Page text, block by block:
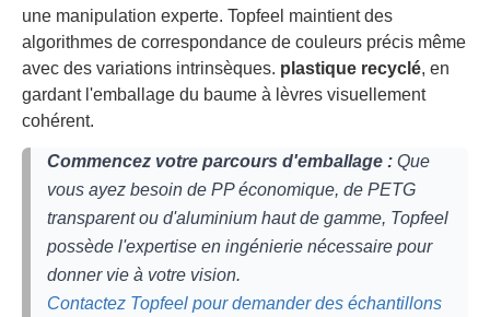
une manipulation experte. Topfeel maintient des
algorithmes de correspondance de couleurs précis même
avec des variations intrinsèques. plastique recyclé, en
gardant l'emballage du baume à lèvres visuellement
cohérent.
Commencez votre parcours d'emballage : Que
vous ayez besoin de PP économique, de PETG
transparent ou d'aluminium haut de gamme, Topfeel
possède l'expertise en ingénierie nécessaire pour
donner vie à votre vision.
Contactez Topfeel pour demander des échantillons